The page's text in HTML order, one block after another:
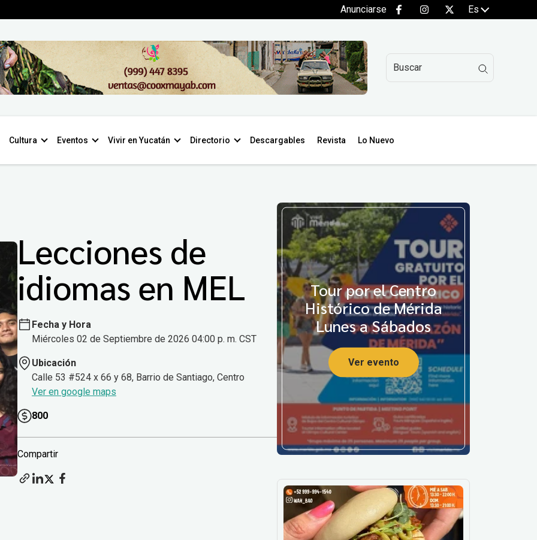
Anunciarse Es
Cultura Eventos Vivir en Yucatán Directorio Descargables Revista Lo Nuevo
Lecciones de
idiomas en MEL
Fecha y Hora
Miércoles 02 de Septiembre de 2026 04:00 p. m. CST
Ubicación
Calle 53 #524 x 66 y 68, Barrio de Santiago, Centro
Ver en google maps
800
Compartir
Tour por el Centro
Histórico de Mérida
Lunes a Sábados
Ver evento